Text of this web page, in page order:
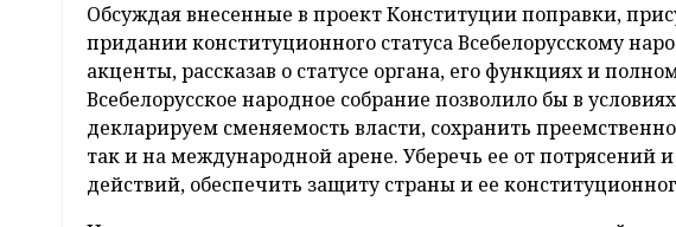
Обсуждая внесенные в проект Конституции поправки,
придании конституционного статуса Всебелорусскому
акценты, рассказав о статусе органа, его функциях и
Всебелорусское народное собрание позволило бы в
декларируем сменяемость власти, сохранить
так и на международной арене. Уберечь ее от потрясений
действий, обеспечить защиту страны и ее